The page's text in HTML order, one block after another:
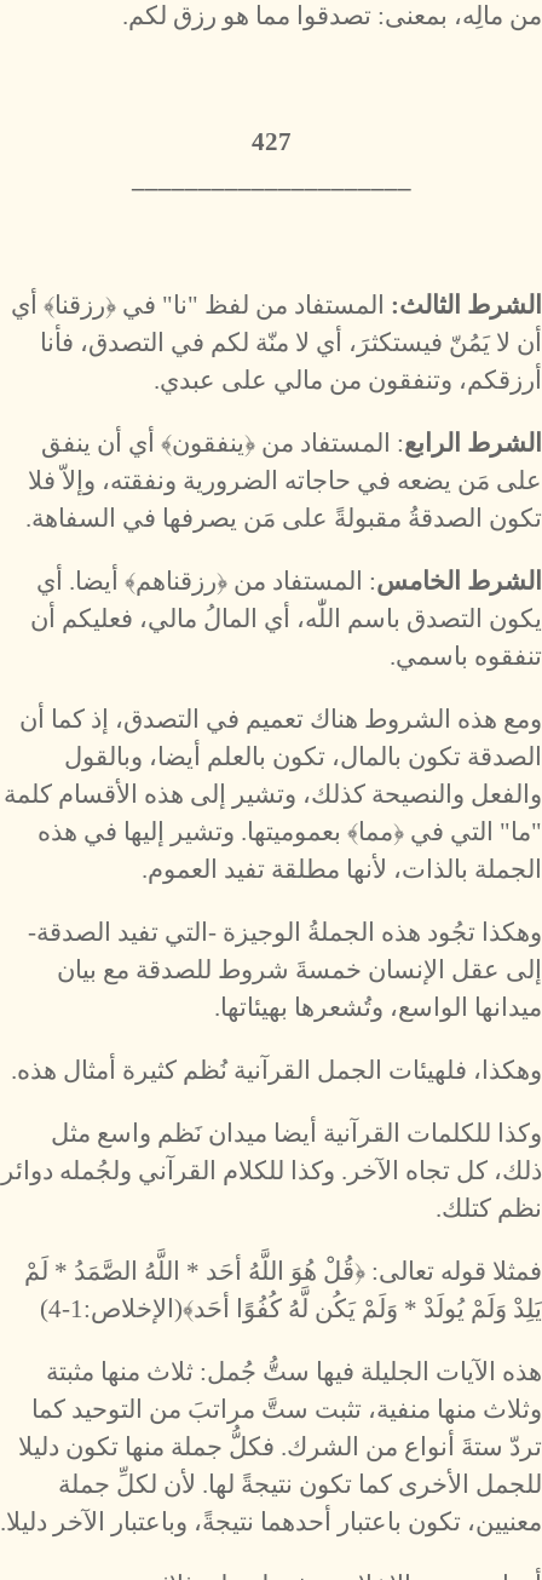
من مالِه، بمعنى: تصدقوا مما هو رزق لكم.
427
الشرط الثالث: المستفاد من لفظ "نا" في ﴿رزقنا﴾ أي
أن لا يَمُنّ فيستكثرَ، أي لا منّة لكم في التصدق، فأنا
أرزقكم، وتنفقون من مالي على عبدي.
الشرط الرابع: المستفاد من ﴿ينفقون﴾ أي أن ينفق
على مَن يضعه في حاجاته الضرورية ونفقته، وإلاّ فلا
تكون الصدقةُ مقبولةً على مَن يصرفها في السفاهة.
الشرط الخامس: المستفاد من ﴿رزقناهم﴾ أيضا. أي
يكون التصدق باسم اللّٰه، أي المالُ مالي، فعليكم أن
تنفقوه باسمي.
ومع هذه الشروط هناك تعميم في التصدق، إذ كما أن
الصدقة تكون بالمال، تكون بالعلم أيضا، وبالقول
والفعل والنصيحة كذلك، وتشير إلى هذه الأقسام كلمة
"ما" التي في ﴿مما﴾ بعموميتها. وتشير إليها في هذه
الجملة بالذات، لأنها مطلقة تفيد العموم.
وهكذا تجُود هذه الجملةُ الوجيزة -التي تفيد الصدقة-
إلى عقل الإنسان خمسةَ شروط للصدقة مع بيان
ميدانها الواسع، وتُشعرها بهيئاتها.
وهكذا، فلهيئات الجمل القرآنية نُظم كثيرة أمثال هذه.
وكذا للكلمات القرآنية أيضا ميدان نَظم واسع مثل
ذلك، كل تجاه الآخر. وكذا للكلام القرآني ولجُمله دوائر
نظم كتلك.
فمثلا قوله تعالى: ﴿قُلْ هُوَ اللَّهُ أحَد * اللَّهُ الصَّمَدُ * لَمْ
يَلِدْ وَلَمْ يُولَدْ * وَلَمْ يَكُن لَّهُ كُفُوًا أحَد﴾(الإخلاص:1-4)
هذه الآيات الجليلة فيها ستُّ جُمل: ثلاث منها مثبتة
وثلاث منها منفية، تثبت ستَّ مراتبَ من التوحيد كما
تردّ ستةَ أنواع من الشرك. فكلُّ جملة منها تكون دليلا
للجمل الأخرى كما تكون نتيجةً لها. لأن لكلِّ جملة
معنيين، تكون باعتبار أحدهما نتيجةً، وباعتبار الآخر دليلا.